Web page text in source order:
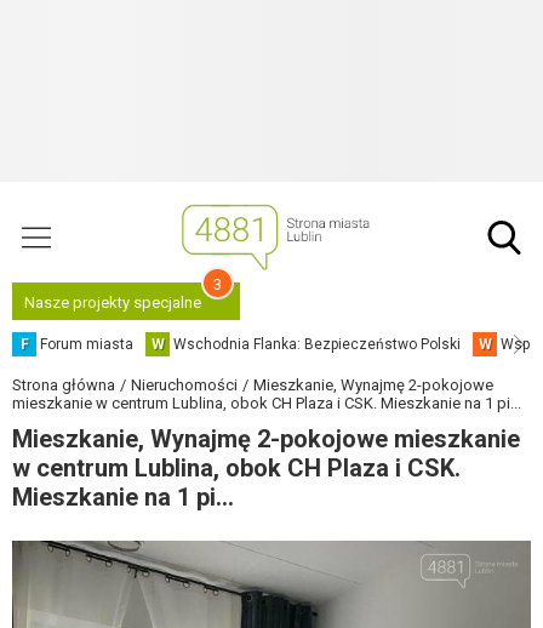
Nasze projekty specjalne
3
F Forum miasta W Wschodnia Flanka: Bezpieczeństwo Polski W
Strona główna Nieruchomości
Mieszkanie, Wynajmę 2-pokojowe
mieszkanie w centrum Lublina, obok CH Plaza i CSK. Mieszkanie na 1 pi...
Mieszkanie, Wynajmę 2-pokojowe mieszkanie
w centrum Lublina, obok CH Plaza i CSK.
Mieszkanie na 1 pi...